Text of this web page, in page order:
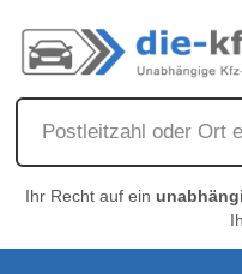
Ihr Recht auf ein